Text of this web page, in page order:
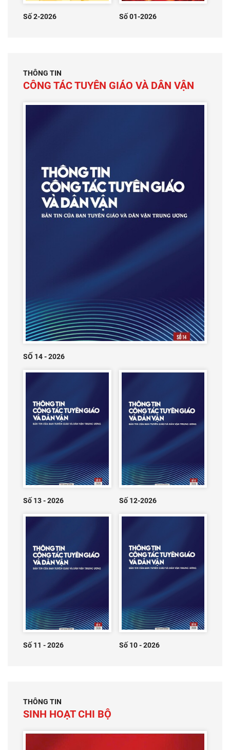
Số 2-2026 Số 01-2026
THÔNG TIN
CÔNG TÁC TUYÊN GIÁO VÀ DÂN VẬN
SỐ 14 - 2026
Số 13 - 2026 Số 12-2026
Số 11 - 2026 Số 10 - 2026
THÔNG TIN
SINH HOẠT CHI BỘ